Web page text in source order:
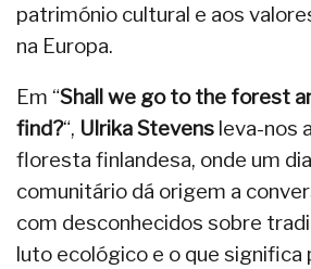
património cultural e aos
na Europa.
Em “Shall we go to the forest
find?“, Ulrika Stevens leva-nos
floresta finlandesa, onde um
comunitário dá origem a
com desconhecidos sobre
luto ecológico e o que significa